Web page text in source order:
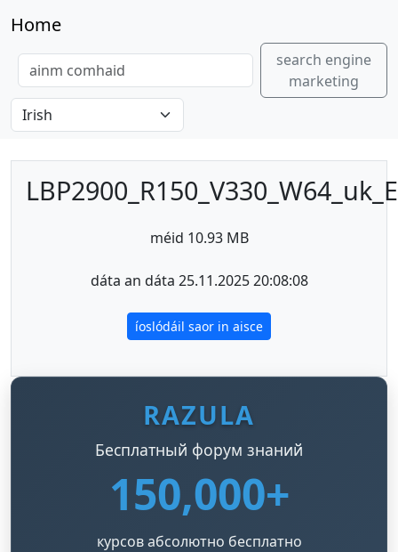
Home
search engine
marketing
méid 10.93 MB
dáta an dáta 25.11.2025 20:08:08
íoslódáil saor in aisce
RAZULA
Бесплатный форум знаний
150,000+
курсов абсолютно бесплатно